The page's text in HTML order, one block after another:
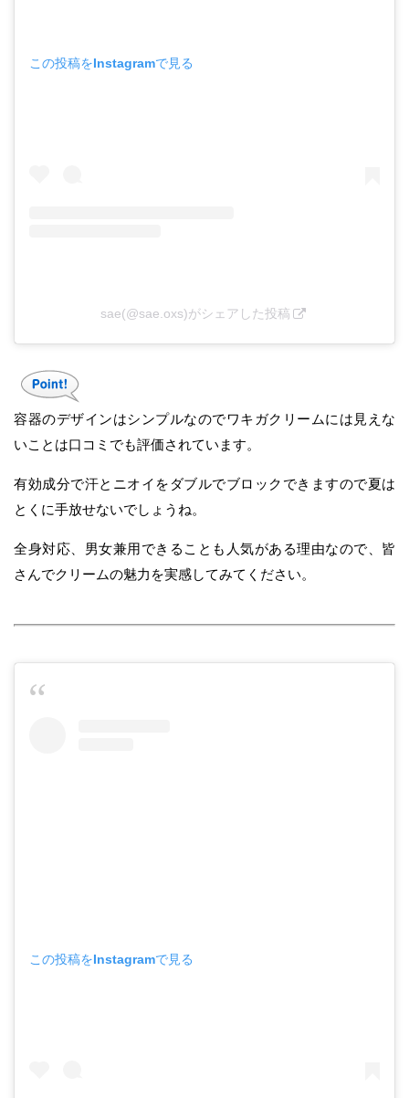
この投稿をInstagramで見る
sae(@sae.oxs)がシェアした投稿
容器のデザインはシンプルなのでワキガクリームには見えな
いことは口コミでも評価されています。
有効成分で汗とニオイをダブルでブロックできますので夏は
とくに手放せないでしょうね。
全身対応、男女兼用できることも人気がある理由なので、皆
さんでクリームの魅力を実感してみてください。
この投稿をInstagramで見る